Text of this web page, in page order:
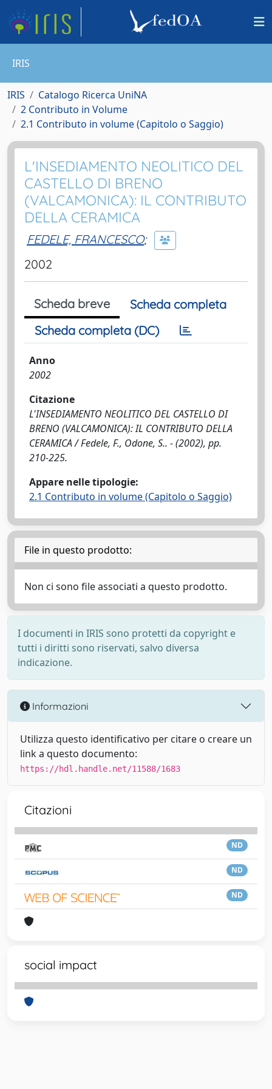
IRIS
IRIS
Catalogo Ricerca UniNA
2 Contributo in Volume
2.1 Contributo in volume (Capitolo o Saggio)
L'INSEDIAMENTO NEOLITICO DEL
CASTELLO DI BRENO
(VALCAMONICA): IL CONTRIBUTO
DELLA CERAMICA
FEDELE, FRANCESCO;
2002
Scheda breve
Scheda completa
Scheda completa (DC)
Anno
2002
Citazione
L'INSEDIAMENTO NEOLITICO DEL CASTELLO DI
BRENO (VALCAMONICA): IL CONTRIBUTO DELLA
CERAMICA / Fedele, F., Odone, S.. - (2002), pp.
210-225.
Appare nelle tipologie:
2.1 Contributo in volume (Capitolo o Saggio)
File in questo prodotto:
Non ci sono file associati a questo prodotto.
I documenti in IRIS sono protetti da copyright e
tutti i diritti sono riservati, salvo diversa
indicazione.
Informazioni
Utilizza questo identificativo per citare o creare un
link a questo documento:
https://hdl.handle.net/11588/1683
Citazioni
ND
ND
ND
social impact